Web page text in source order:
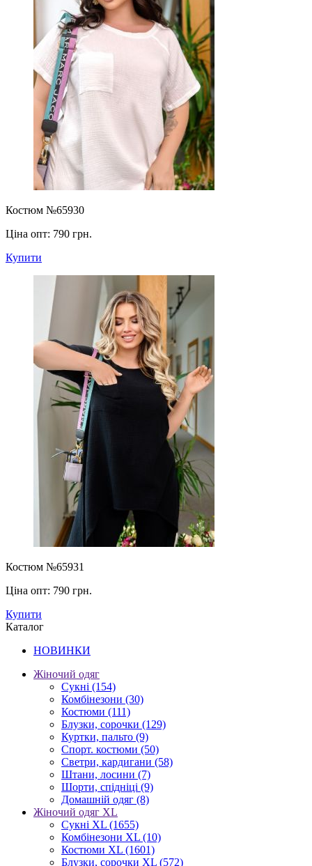
Костюм №65930
Ціна опт: 790 грн.
Купити
Костюм №65931
Ціна опт: 790 грн.
Купити
Каталог
НОВИНКИ
Жіночий одяг
Сукні (154)
Комбінезони (30)
Костюми (111)
Блузки, сорочки (129)
Куртки, пальто (9)
Спорт. костюми (50)
Светри, кардигани (58)
Штани, лосини (7)
Шорти, спідніці (9)
Домашній одяг (8)
Жіночий одяг XL
Cукні XL (1655)
Комбінезони XL (10)
Костюми XL (1601)
Блузки, сорочки XL (572)